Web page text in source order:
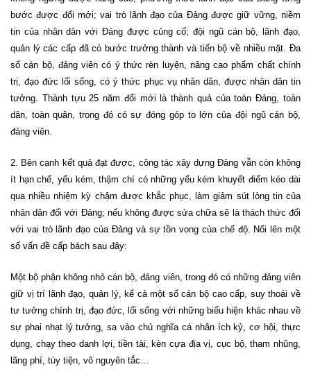
bước được đổi mới; vai trò lãnh đạo của Đảng được giữ vững, niềm
tin của nhân dân với Đảng được củng cố; đội ngũ cán bộ, lãnh đạo,
quản lý các cấp đã có bước trưởng thành và tiến bộ về nhiều mặt. Đa
số cán bộ, đảng viên có ý thức rèn luyện, nâng cao phẩm chất chính
trị, đạo đức lối sống, có ý thức phục vụ nhân dân, được nhân dân tin
tưởng. Thành tựu 25 năm đổi mới là thành quả của toàn Đảng, toàn
dân, toàn quân, trong đó có sự đóng góp to lớn của đội ngũ cán bộ,
đảng viên.
2. Bên cạnh kết quả đạt được, công tác xây dựng Đảng vẫn còn không
ít hạn chế, yếu kém, thậm chí có những yếu kém khuyết điểm kéo dài
qua nhiều nhiệm kỳ chậm được khắc phục, làm giảm sút lòng tin của
nhân dân đối với Đảng; nếu không được sửa chữa sẽ là thách thức đối
với vai trò lãnh đạo của Đảng và sự tồn vong của chế độ. Nổi lên một
số vấn đề cấp bách sau đây:
Một bộ phận không nhỏ cán bộ, đảng viên, trong đó có những đảng viên
giữ vị trí lãnh đạo, quản lý, kể cả một số cán bộ cao cấp, suy thoái về
tư tưởng chính trị, đạo đức, lối sống với những biểu hiện khác nhau về
sự phai nhạt lý tưởng, sa vào chủ nghĩa cá nhân ích kỷ, cơ hội, thực
dụng, chạy theo danh lợi, tiền tài, kèn cựa địa vị, cục bộ, tham nhũng,
lãng phí, tùy tiện, vô nguyên tắc…